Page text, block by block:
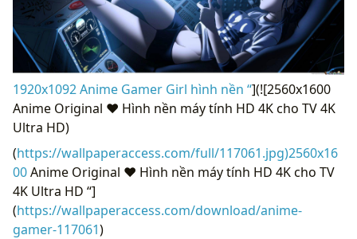
1920x1092 Anime Gamer Girl hình nền “](![2560x1600
Anime Original ❤ Hình nền máy tính HD 4K cho TV 4K
Ultra HD)
(https://wallpaperaccess.com/full/117061.jpg)2560x16
00Anime Original ❤ Hình nền máy tính HD 4K cho TV
4K Ultra HD “]
(https://wallpaperaccess.com/download/anime-
gamer-117061)